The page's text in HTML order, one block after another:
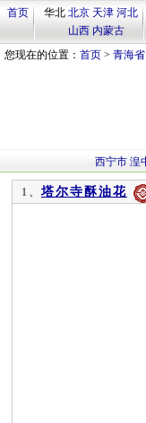
首页 华北 北京 天津 河北
山西 内蒙古
您现在的位置： 首页 > 青海省
西宁市 湟
1、 塔尔寺酥油花